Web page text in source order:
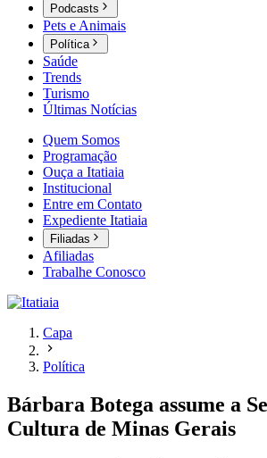
Podcasts
Pets e Animais
Política
Saúde
Trends
Turismo
Últimas Notícias
Quem Somos
Programação
Ouça a Itatiaia
Institucional
Entre em Contato
Expediente Itatiaia
Filiadas
Afiliadas
Trabalhe Conosco
Capa
Política
Bárbara Botega assume a
Cultura de Minas Gerais